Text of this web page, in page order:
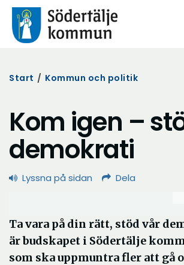
Start / Kommun och politik
Kom igen –
demokrati
Lyssna på sidan Dela
Ta vara på din rätt, stöd vår
är budskapet i Södertälje
som ska uppmuntra fler att gå